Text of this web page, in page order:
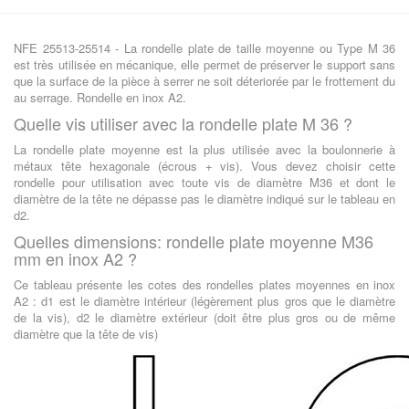
NFE 25513-25514 - La rondelle plate de taille moyenne ou Type M 36
est très utilisée en mécanique, elle permet de préserver le support sans
que la surface de la pièce à serrer ne soit déteriorée par le frottement du
au serrage. Rondelle en inox A2.
Quelle vis utiliser avec la rondelle plate M 36 ?
La rondelle plate moyenne est la plus utilisée avec la boulonnerie à
métaux tête hexagonale (écrous + vis). Vous devez choisir cette
rondelle pour utilisation avec toute vis de diamètre M36 et dont le
diamètre de la tête ne dépasse pas le diamètre indiqué sur le tableau en
d2.
Quelles dimensions: rondelle plate moyenne M36
mm en inox A2 ?
Ce tableau présente les cotes des rondelles plates moyennes en inox
A2 : d1 est le diamètre intérieur (légèrement plus gros que le diamètre
de la vis), d2 le diamètre extérieur (doit être plus gros ou de même
diamètre que la tête de vis)